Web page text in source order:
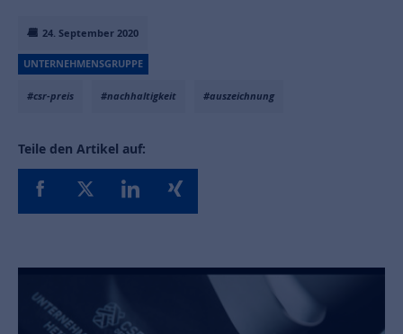
24. September 2020
UNTERNEHMENSGRUPPE
#csr-preis #nachhaltigkeit #auszeichnung
Teile den Artikel auf: